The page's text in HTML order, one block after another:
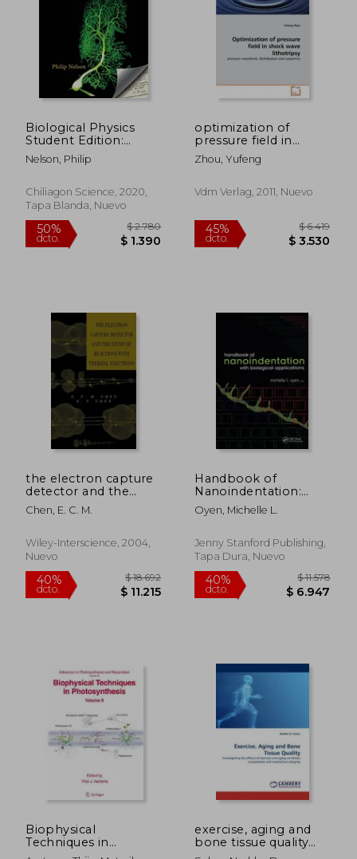
Biological Physics
Student Edition:
Energy, Information,
Life (en Inglés)
Nelson, Philip
Chiliagon Science, 2020,
Tapa Blanda, Nuevo
50%
dcto. $ 1.390
optimization of
pressure field in
shock wave
lithotripsy (en Inglés)
Zhou, Yufeng
Vdm Verlag, 2011, Nuevo
45%
the electron capture
detector and the
study of reactions
with thermal
Chen, E. C. M.
Wiley-Interscience, 2004,
Nuevo
Handbook of
Nanoindentation:
With Biological
Applications (en
Oyen, Michelle L.
Jenny Stanford Publishing,
Tapa Dura, Nuevo
40%
Biophysical
Techniques in
Photosynthesis,
exercise, aging and
bone tissue quality
(en Inglés)